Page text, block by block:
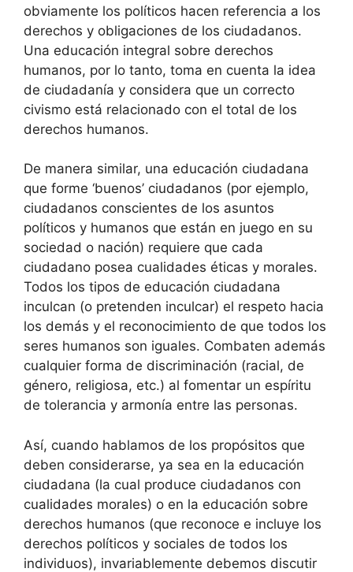
obviamente los políticos hacen referencia a los
derechos y obligaciones de los ciudadanos.
Una educación integral sobre derechos
humanos, por lo tanto, toma en cuenta la idea
de ciudadanía y considera que un correcto
civismo está relacionado con el total de los
derechos humanos.
De manera similar, una educación ciudadana
que forme ‘buenos’ ciudadanos (por ejemplo,
ciudadanos conscientes de los asuntos
políticos y humanos que están en juego en su
sociedad o nación) requiere que cada
ciudadano posea cualidades éticas y morales.
Todos los tipos de educación ciudadana
inculcan (o pretenden inculcar) el respeto hacia
los demás y el reconocimiento de que todos los
seres humanos son iguales. Combaten además
cualquier forma de discriminación (racial, de
género, religiosa, etc.) al fomentar un espíritu
de tolerancia y armonía entre las personas.
Así, cuando hablamos de los propósitos que
deben considerarse, ya sea en la educación
ciudadana (la cual produce ciudadanos con
cualidades morales) o en la educación sobre
derechos humanos (que reconoce e incluye los
derechos políticos y sociales de todos los
individuos), invariablemente debemos discutir